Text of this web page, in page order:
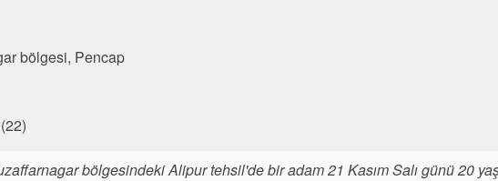
bölgesi, Pencap
bölgesindeki Alipur tehsil'de bir adam 21 Kasım Salı günü 20